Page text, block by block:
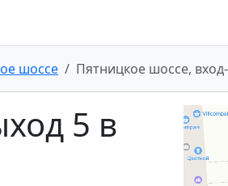
шоссе Пятницкое шоссе,
5 в